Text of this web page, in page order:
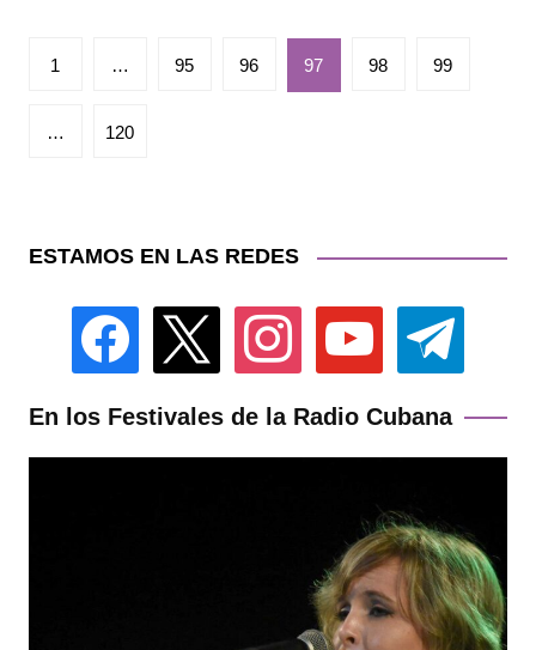
Paginación
entradas
1 … 95 96 97 98 99
… 120
ESTAMOS EN LAS REDES
facebook instagram youtube telegram
En los Festivales de la Radio Cubana